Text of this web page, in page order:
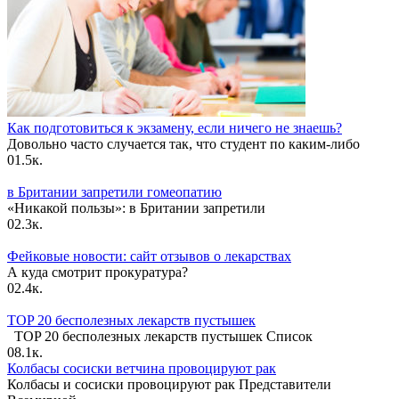
Как подготовиться к экзамену, если ничего не знаешь?
Довольно часто случается так, что студент по каким-либо
01.5к.
в Британии запретили гомеопатию
«Никакой пользы»: в Британии запретили
02.3к.
Фейковые новости: сайт отзывов о лекарствах
А куда смотрит прокуратура?
02.4к.
TOP 20 бесполезных лекарств пустышек
TOP 20 бесполезных лекарств пустышек Список
08.1к.
Колбасы сосиски ветчина провоцируют рак
Колбасы и сосиски провоцируют рак Представители